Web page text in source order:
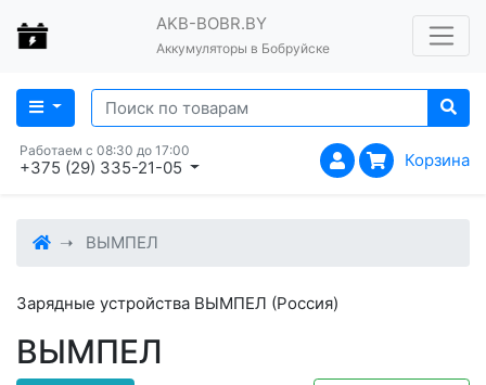
AKB-BOBR.BY
Аккумуляторы в Бобруйске
Работаем с 08:30 до 17:00
+375 (29) 335-21-05 Корзина
ВЫМПЕЛ
Зарядные устройства ВЫМПЕЛ (Россия)
ВЫМПЕЛ